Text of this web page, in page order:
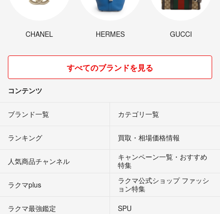
CHANEL HERMES GUCCI
すべてのブランドを見る
コンテンツ
ブランド一覧 カテゴリ一覧
ランキング 買取・相場価格情報
人気商品チャンネル
キャンペーン一覧・おすすめ
特集
ラクマplus
ラクマ公式ショップ ファッシ
ョン特集
ラクマ最強鑑定
SPU